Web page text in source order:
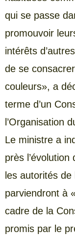
qui se passe
promouvoir
intérêts
de se
couleurs», a
terme d’un
l’Organisation
Le ministre a
près
les autorités
parviendront à
cadre de la
promis par le